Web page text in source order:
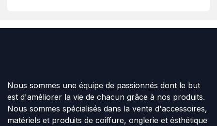
Nous sommes une équipe de passionnés dont le but
est d'améliorer la vie de chacun grâce à nos produits.
Nous sommes spécialisés dans la vente d'accessoires,
matériels et produits de coiffure, onglerie et ésthétique